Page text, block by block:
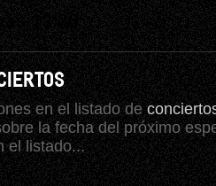
13:30
en el listado de
la fecha del próximo
el listado...